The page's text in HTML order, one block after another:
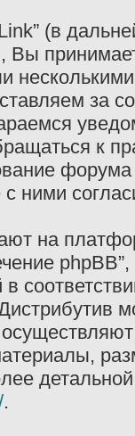
(в
Вы
за
к
ними
на
.